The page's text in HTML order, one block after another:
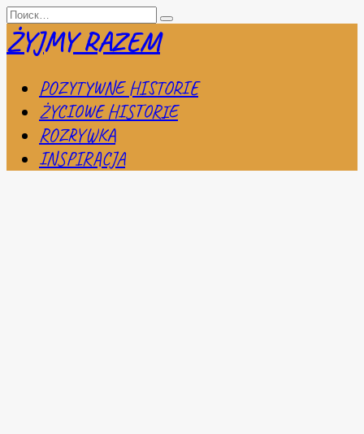
Перейти
к
содержанию
Search
for:
ŻYJMY RAZEM
POZYTYWNE HISTORIE
ŻYCIOWE HISTORIE
ROZRYWKA
INSPIRACJA